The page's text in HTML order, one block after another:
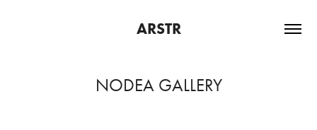
ARSTR
NODEA GALLERY